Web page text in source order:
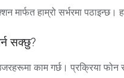
मार्फत हाम्रो सर्भरमा
सक्छु?
काम गर्छ। प्रक्रिया फोन